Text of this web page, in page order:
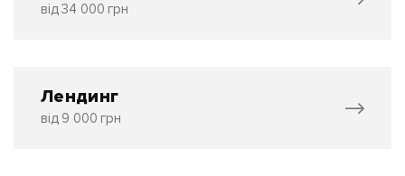
від 34 000 грн
Лендинг
від 9 000 грн